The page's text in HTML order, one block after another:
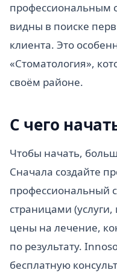
профессиональным
видны в поиске
клиента. Это
«Стоматология»,
своём районе.
С чего
Чтобы начать,
Сначала создайте
профессиональный
страницами
цены на лечение,
по результату.
бесплатную